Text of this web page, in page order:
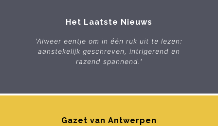
Het Laatste Nieuws
'Alweer eentje om in één ruk uit te lezen:
aanstekelijk geschreven, intrigerend en
razend spannend.'
Gazet van Antwerpen